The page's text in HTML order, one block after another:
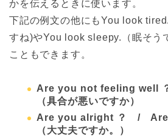
かを伝えるときに使います。
下記の例文の他にもYou look
すね)やYou look sleepy.（眠そう
こともできます。
Are you not feeling well
（具合が悪いですか）
Are you alright ？ / Are
（大丈夫ですか。）